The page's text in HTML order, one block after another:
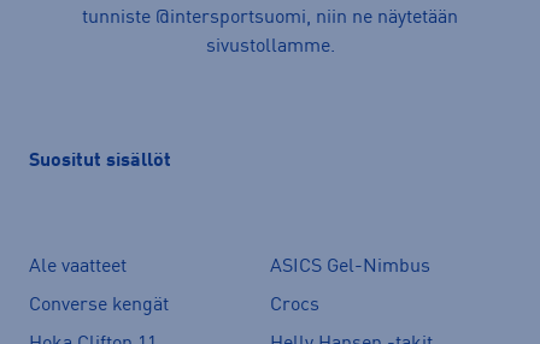
tunniste @intersportsuomi, niin ne näytetään
sivustollamme.
Suositut sisällöt
Ale vaatteet
ASICS Gel-Nimbus
Converse kengät
Crocs